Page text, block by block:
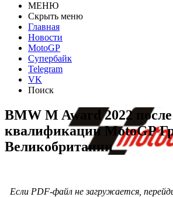
МЕНЮ
Скрыть меню
Главная
Новости
MotoGP
Супербайк
Telegram
VK
Поиск
BMW M Award 2022 после
квалификации MotoGP
Великобритании
Если PDF-файл не загружается,